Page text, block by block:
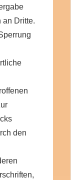
an Dritte.
den